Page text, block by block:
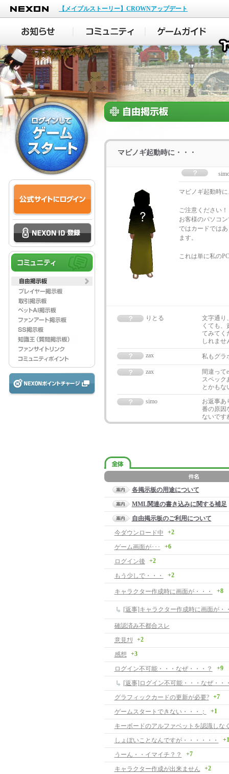
NEXON
【メイプルストーリー】CROWNアップデート
マビノギ起動時に・・・
マビノギ起動時
ご注意ください！
お客様のパソコ
ではカードでは
ます。
これは単に私の
りとる
文字通り
くても
てみてく
しれませ
zax
私もグラ
zax
間違って
スペック
とかも
simo
お返事あ
番の原因
ないです
各掲示板の用途について
MML関連の書き込みに関する補足
自由掲示板のご利用について
今ダウンロード中
+2
ゲーム画面が･･･ +6
ログイン後 +2
もう少しで・・・ +2
キャラクター作成時に画面が・・・ +8
[返事]キャラクター作成時に画面が・
確認済み不都合スレ
意見ﾅﾘ
+2
感想 +3
ログイン不可能・・・なぜ・・・？ +9
[返事]ログイン不可能・・・なぜ・・
グラフィックカードの更新が必要?
+7
ゲームスタートできない・・・； +1
キーボードのアルファベットを認識しな
しょぼいことなんですが・・・・・・
+1
うーん・・イマイチ？？ +7
キャラクター作成が出来ません +2